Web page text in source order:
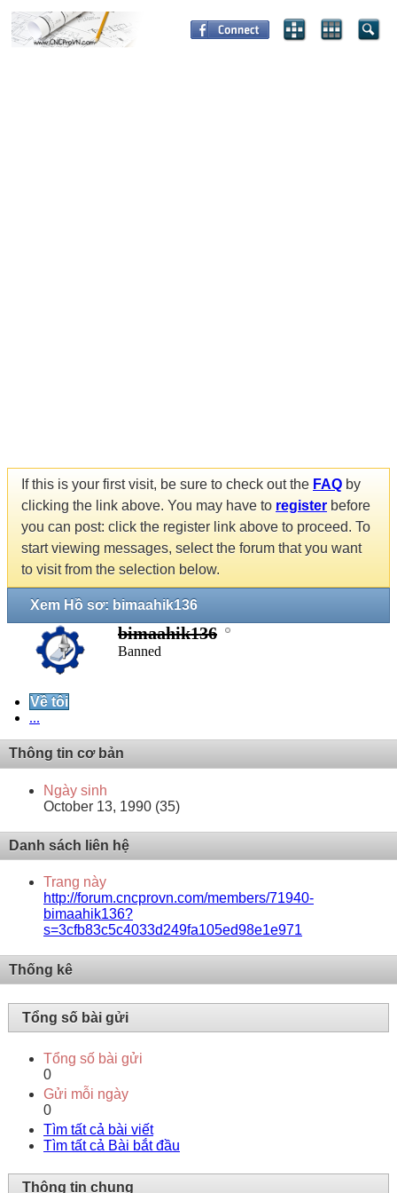
If this is your first visit, be sure to check out the FAQ by
clicking the link above. You may have to register before
you can post: click the register link above to proceed. To
start viewing messages, select the forum that you want
to visit from the selection below.
Xem Hồ sơ: bimaahik136
bimaahik136
Banned
Về tôi
...
Thông tin cơ bản
Ngày sinh
October 13, 1990 (35)
Danh sách liên hệ
Trang này
http://forum.cncprovn.com/members/71940-
bimaahik136?
s=3cfb83c5c4033d249fa105ed98e1e971
Thống kê
Tổng số bài gửi
Tổng số bài gửi
0
Gửi mỗi ngày
0
Tìm tất cả bài viết
Tìm tất cả Bài bắt đầu
Thông tin chung